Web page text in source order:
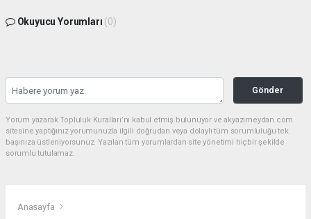
Okuyucu Yorumları (0)
Gönder
Yorum yazarak Topluluk Kuralları’nı kabul etmiş bulunuyor ve akyazimeydan.com
sitesine yaptığınız yorumunuzla ilgili doğrudan veya dolaylı tüm sorumluluğu tek
başınıza üstleniyorsunuz. Yazılan tüm yorumlardan site yönetimi hiçbir şekilde
sorumlu tutulamaz.
Anasayfa